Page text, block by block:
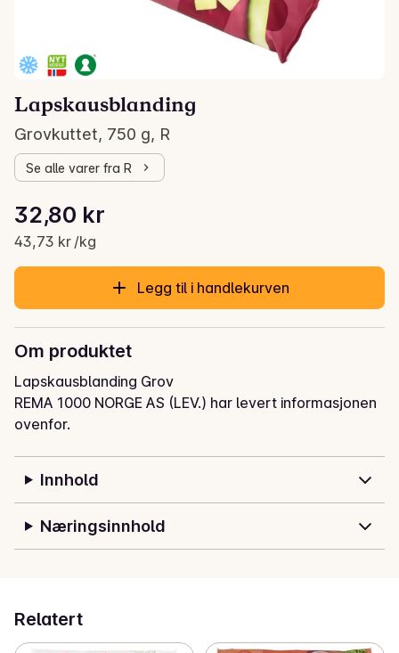
Lapskausblanding
Grovkuttet, 750 g, R
Se alle varer fra R
Gjeldende pris er: 32,80 kr
32,80 kr
43,73 kr /kg
Stykkpris: 43,73 kr /kg
Legg til i handlekurven
Om produktet
Lapskausblanding Grov
REMA 1000 NORGE AS (LEV.) har levert informasjonen
ovenfor.
Innhold
Næringsinnhold
Relatert